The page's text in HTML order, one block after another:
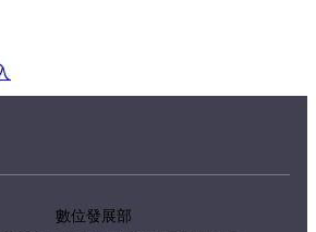
數位發展部